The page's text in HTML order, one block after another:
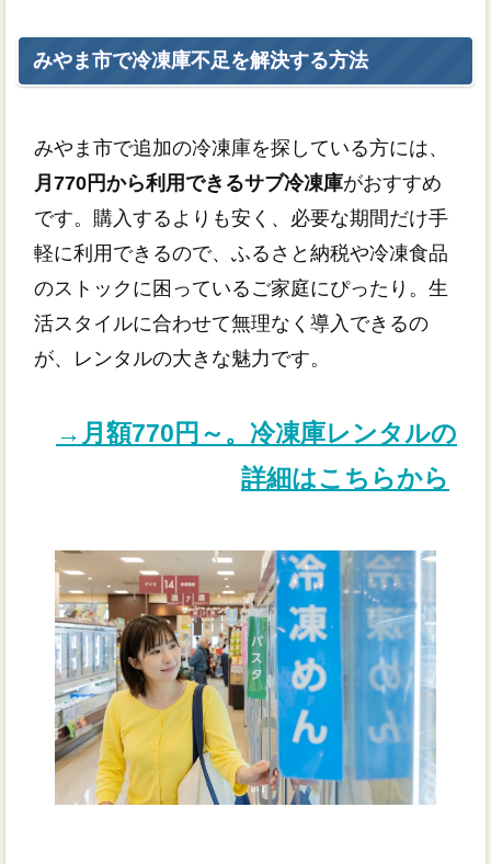
みやま市で冷凍庫不足を解決する方法
みやま市で追加の冷凍庫を探している方には、
月770円から利用できるサブ冷凍庫がおすすめ
です。購入するよりも安く、必要な期間だけ手
軽に利用できるので、ふるさと納税や冷凍食品
のストックに困っているご家庭にぴったり。生
活スタイルに合わせて無理なく導入できるの
が、レンタルの大きな魅力です。
→月額770円～。冷凍庫レンタルの
詳細はこちらから